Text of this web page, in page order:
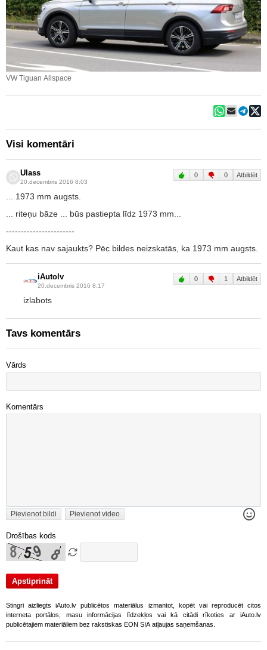
VW Tiguan Allspace
Visi komentāri
Ulass
20.decembris 2016 8:03
0 0 Atbildēt
... 1973 mm augsts.
... riteņu bāze ... būs pastiepta līdz 1973 mm...
-----------------------
Kaut kas nav sajaukts? Pēc bildes neizskatās, ka 1973 mm augsts.
iAutolv
20.decembris 2016 8:17
0 1 Atbildēt
izlabots
Tavs komentārs
Vārds
Komentārs
Pievienot bildi Pievienot video
Drošības kods
Stingri aizliegts iAuto.lv publicētos materiālus izmantot, kopēt vai reproducēt citos
interneta portālos, masu informācijas līdzekļos vai kā citādi rīkoties ar iAuto.lv
publicētajiem materiāliem bez rakstiskas EON SIA atļaujas saņemšanas.